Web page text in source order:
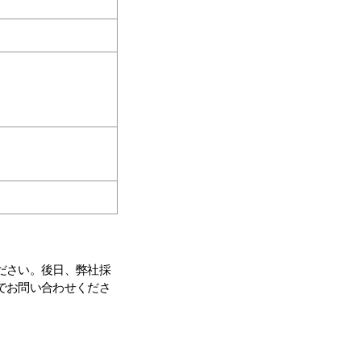
さい。後日、弊社採
問い合わせくださ